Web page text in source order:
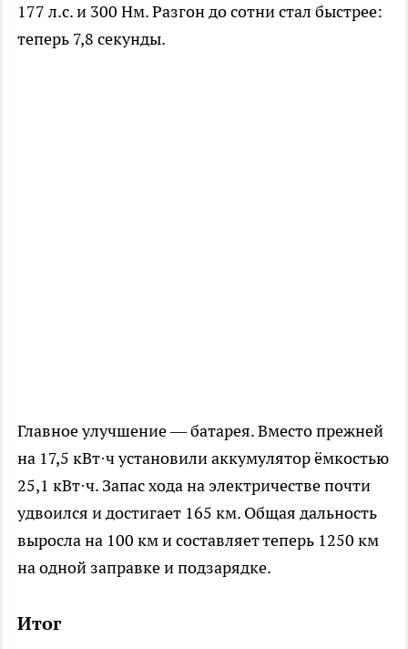
177 л.с. и 300 Нм. Разгон до сотни стал быстрее:
теперь 7,8 секунды.
Главное улучшение — батарея. Вместо прежней
на 17,5 кВт·ч установили аккумулятор ёмкостью
25,1 кВт·ч. Запас хода на электричестве почти
удвоился и достигает 165 км. Общая дальность
выросла на 100 км и составляет теперь 1250 км
на одной заправке и подзарядке.
Итог